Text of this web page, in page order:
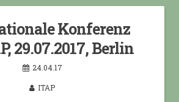
Konferenz
29.07.2017, Berlin
24.04.17
ITAP